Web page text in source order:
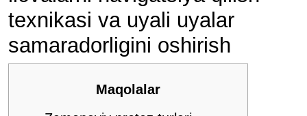
texnikasi va uyali uyalar
samaradorligini oshirish
Maqolalar